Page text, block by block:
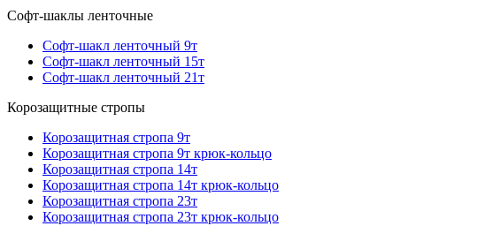
Софт-шаклы ленточные
Софт-шакл ленточный 9т
Софт-шакл ленточный 15т
Софт-шакл ленточный 21т
Корозащитные стропы
Корозащитная стропа 9т
Корозащитная стропа 9т крюк-кольцо
Корозащитная стропа 14т
Корозащитная стропа 14т крюк-кольцо
Корозащитная стропа 23т
Корозащитная стропа 23т крюк-кольцо